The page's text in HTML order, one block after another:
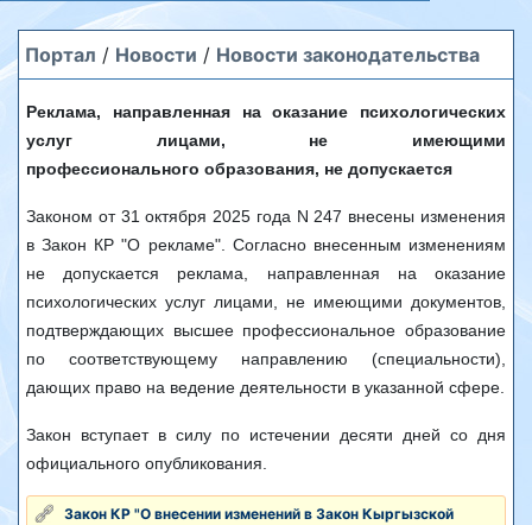
Портал / Новости / Новости законодательства
Реклама, направленная на оказание психологических
услуг лицами, не имеющими
профессионального образования, не допускается
Законом от 31 октября 2025 года N 247 внесены изменения
в Закон КР "О рекламе". Согласно внесенным изменениям
не допускается реклама, направленная на оказание
психологических услуг лицами, не имеющими документов,
подтверждающих высшее профессиональное образование
по соответствующему направлению (специальности),
дающих право на ведение деятельности в указанной сфере.
Закон вступает в силу по истечении десяти дней со дня
официального опубликования.
Закон КР "О внесении изменений в Закон Кыргызской